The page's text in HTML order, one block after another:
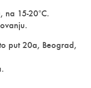
na 15-20°C.
put 20a, Beograd,